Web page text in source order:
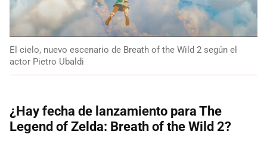
El cielo, nuevo escenario de Breath of the Wild 2 según el
actor Pietro Ubaldi
¿Hay fecha de lanzamiento para The
Legend of Zelda: Breath of the Wild 2?